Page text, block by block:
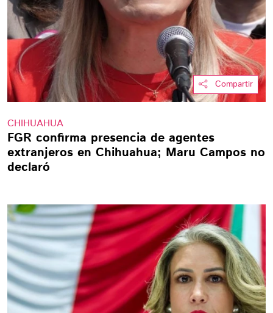
Compartir
CHIHUAHUA
FGR confirma presencia de agentes
extranjeros en Chihuahua; Maru Campos no
declaró